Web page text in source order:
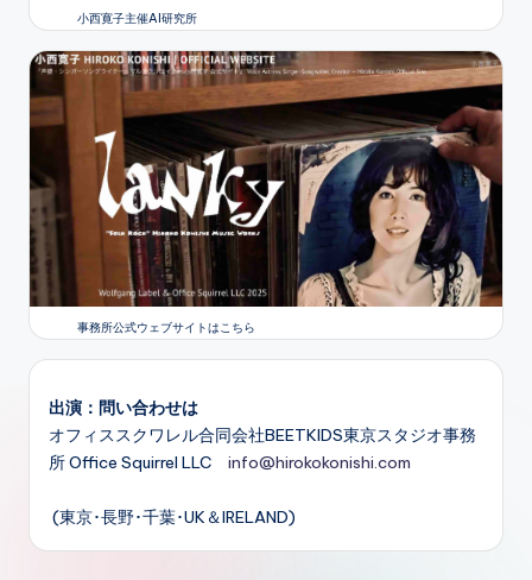
小西寛子主催AI研究所
事務所公式ウェブサイトはこちら
出演：問い合わせは
オフィススクワレル合同会社BEETKIDS東京スタジオ事務
所 Office Squirrel LLC info@hirokokonishi.com
(東京･長野･千葉･UK＆IRELAND)